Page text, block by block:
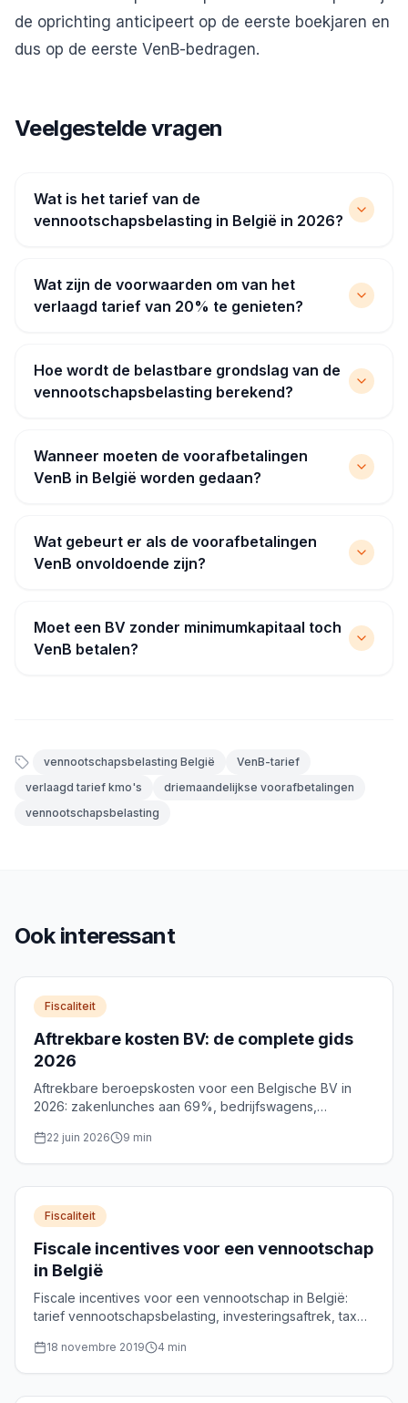
de oprichting anticipeert op de eerste boekjaren en
dus op de eerste VenB-bedragen.
Veelgestelde vragen
Wat is het tarief van de
vennootschapsbelasting in België in 2026?
Wat zijn de voorwaarden om van het
verlaagd tarief van 20% te genieten?
Hoe wordt de belastbare grondslag van de
vennootschapsbelasting berekend?
Wanneer moeten de voorafbetalingen
VenB in België worden gedaan?
Wat gebeurt er als de voorafbetalingen
VenB onvoldoende zijn?
Moet een BV zonder minimumkapitaal toch
VenB betalen?
vennootschapsbelasting België
VenB-tarief
verlaagd tarief kmo's
driemaandelijkse voorafbetalingen
vennootschapsbelasting
Ook interessant
Fiscaliteit
Aftrekbare kosten BV: de complete gids
2026
Aftrekbare beroepskosten voor een Belgische BV in
2026: zakenlunches aan 69%, bedrijfswagens,
22 juin 2026 9 min
Fiscaliteit
Fiscale incentives voor een vennootschap
in België
Fiscale incentives voor een vennootschap in België:
tarief vennootschapsbelasting, investeringsaftrek, tax
18 novembre 2019 4 min